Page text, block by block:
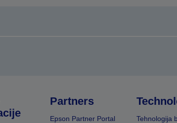
Partners
Epson Partner Portal
Tehnologija